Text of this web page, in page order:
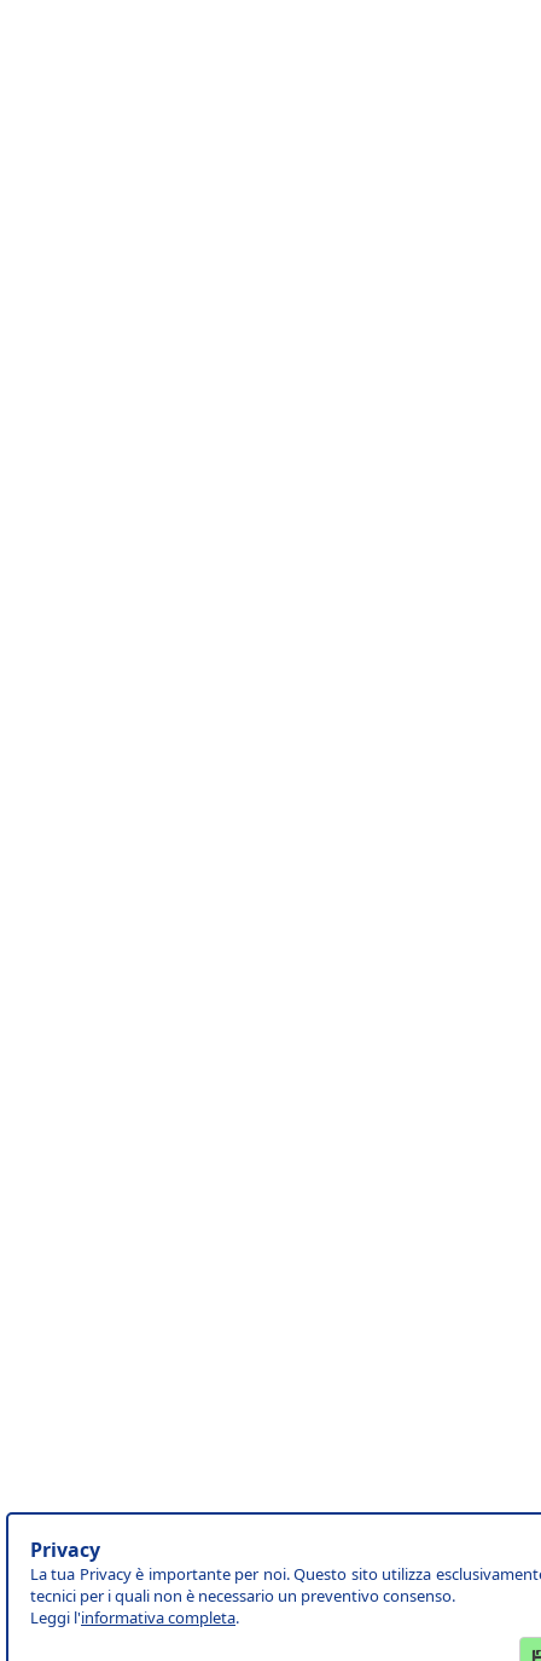
Privacy
La tua Privacy è importante per noi. Questo sito utilizza
tecnici per i quali non è necessario un preventivo consenso.
Leggi l'informativa completa.